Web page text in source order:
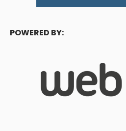
POWERED BY: